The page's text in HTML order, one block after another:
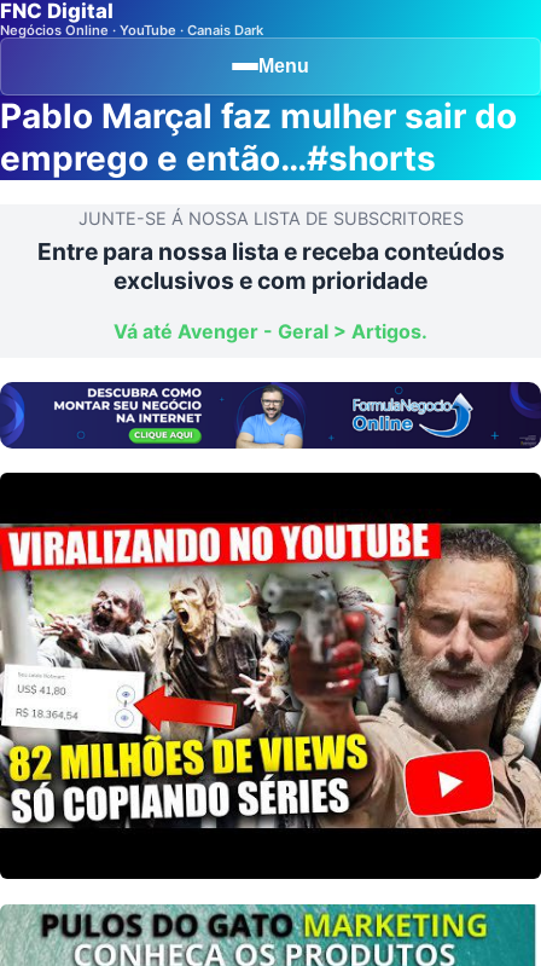
FNC Digital
Negócios Online · YouTube · Canais Dark
Menu
Pablo Marçal faz mulher sair do
emprego e então…#shorts
JUNTE-SE Á NOSSA LISTA DE SUBSCRITORES
Entre para nossa lista e receba conteúdos
exclusivos e com prioridade
Vá até Avenger - Geral > Artigos.